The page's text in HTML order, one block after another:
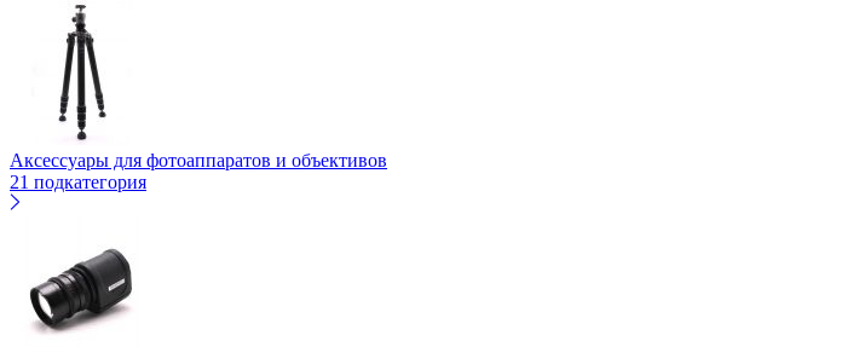
Аксессуары для фотоаппаратов и объективов
21 подкатегория